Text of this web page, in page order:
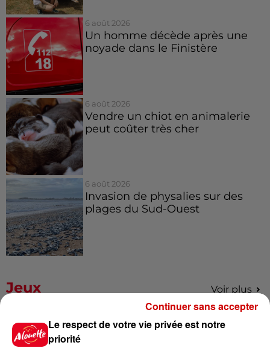
6 août 2026
Un homme décède après une
noyade dans le Finistère
6 août 2026
Vendre un chiot en animalerie
peut coûter très cher
6 août 2026
Invasion de physalies sur des
plages du Sud-Ouest
Jeux Voir plus
Gagnez vos places pour le
Festival du Roi Arthur 2026 !
Le respect de votre vie privée est notre
priorité
Continuer sans accepter